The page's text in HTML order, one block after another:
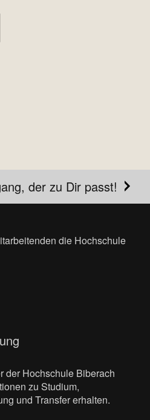
der zu Dir passt!
die Hochschule
der Hochschule Biberach
zu Studium,
und Transfer erhalten.